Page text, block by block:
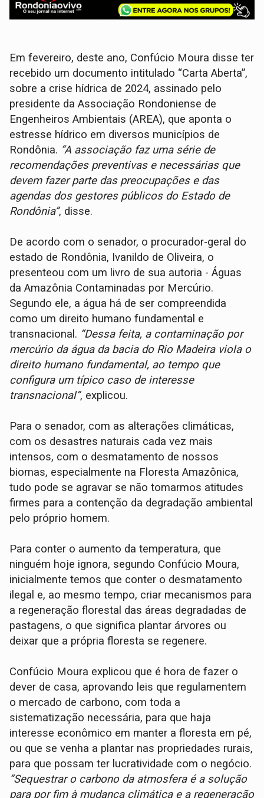
Em fevereiro, deste ano, Confúcio Moura disse ter
recebido um documento intitulado “Carta Aberta”,
sobre a crise hídrica de 2024, assinado pelo
presidente da Associação Rondoniense de
Engenheiros Ambientais (AREA), que aponta o
estresse hídrico em diversos municípios de
Rondônia. “A associação faz uma série de
recomendações preventivas e necessárias que
devem fazer parte das preocupações e das
agendas dos gestores públicos do Estado de
Rondônia”, disse.
De acordo com o senador, o procurador-geral do
estado de Rondônia, Ivanildo de Oliveira, o
presenteou com um livro de sua autoria - Águas
da Amazônia Contaminadas por Mercúrio.
Segundo ele, a água há de ser compreendida
como um direito humano fundamental e
transnacional. “Dessa feita, a contaminação por
mercúrio da água da bacia do Rio Madeira viola o
direito humano fundamental, ao tempo que
configura um típico caso de interesse
transnacional”, explicou.
Para o senador, com as alterações climáticas,
com os desastres naturais cada vez mais
intensos, com o desmatamento de nossos
biomas, especialmente na Floresta Amazônica,
tudo pode se agravar se não tomarmos atitudes
firmes para a contenção da degradação ambiental
pelo próprio homem.
Para conter o aumento da temperatura, que
ninguém hoje ignora, segundo Confúcio Moura,
inicialmente temos que conter o desmatamento
ilegal e, ao mesmo tempo, criar mecanismos para
a regeneração florestal das áreas degradadas de
pastagens, o que significa plantar árvores ou
deixar que a própria floresta se regenere.
Confúcio Moura explicou que é hora de fazer o
dever de casa, aprovando leis que regulamentem
o mercado de carbono, com toda a
sistematização necessária, para que haja
interesse econômico em manter a floresta em pé,
ou que se venha a plantar nas propriedades rurais,
para que possam ter lucratividade com o negócio.
“Sequestrar o carbono da atmosfera é a solução
para por fim à mudança climática e a regeneração